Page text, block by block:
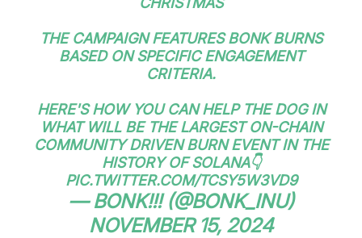
THE CAMPAIGN FEATURES BONK BURNS
BASED ON SPECIFIC ENGAGEMENT
CRITERIA.
HERE'S HOW YOU CAN HELP THE DOG IN
WHAT WILL BE THE LARGEST ON-CHAIN
COMMUNITY DRIVEN BURN EVENT IN THE
HISTORY OF SOLANA👇
PIC.TWITTER.COM/TCSY5W3VD9
— BONK!!! (@BONK_INU)
NOVEMBER 15, 2024